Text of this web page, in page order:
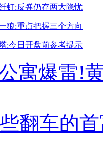
虹:反弹仍存两大隐忧
狼:重点把握三个方向
:今日开盘前参考提示
寓爆雷!
翻车的